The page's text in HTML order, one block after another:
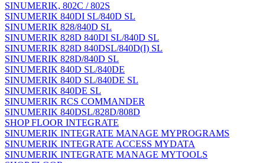
SINUMERIK, 802C / 802S
SINUMERIK 840DI SL/840D SL
SINUMERIK 828/840D SL
SINUMERIK 828D 840DI SL/840D SL
SINUMERIK 828D 840DSL/840D(I) SL
SINUMERIK 828D/840D SL
SINUMERIK 840D SL/840DE
SINUMERIK 840D SL/840DE SL
SINUMERIK 840DE SL
SINUMERIK RCS COMMANDER
SINUMERIK 840DSL/828D/808D
SHOP FLOOR INTEGRATE
SINUMERIK INTEGRATE MANAGE MYPROGRAMS
SINUMERIK INTEGRATE ACCESS MYDATA
SINUMERIK INTEGRATE MANAGE MYTOOLS